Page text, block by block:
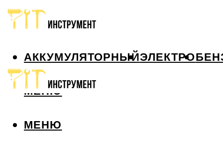
АККУМУЛЯТОРНЫЙЭЛЕКТРО
МЕНЮ
МЕНЮ